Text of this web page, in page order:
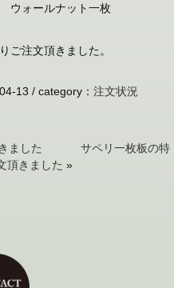
ォールナット一枚
ご注文頂きました。
13 /category ：注文状況
ました
サペリ一枚板の特
頂きました »